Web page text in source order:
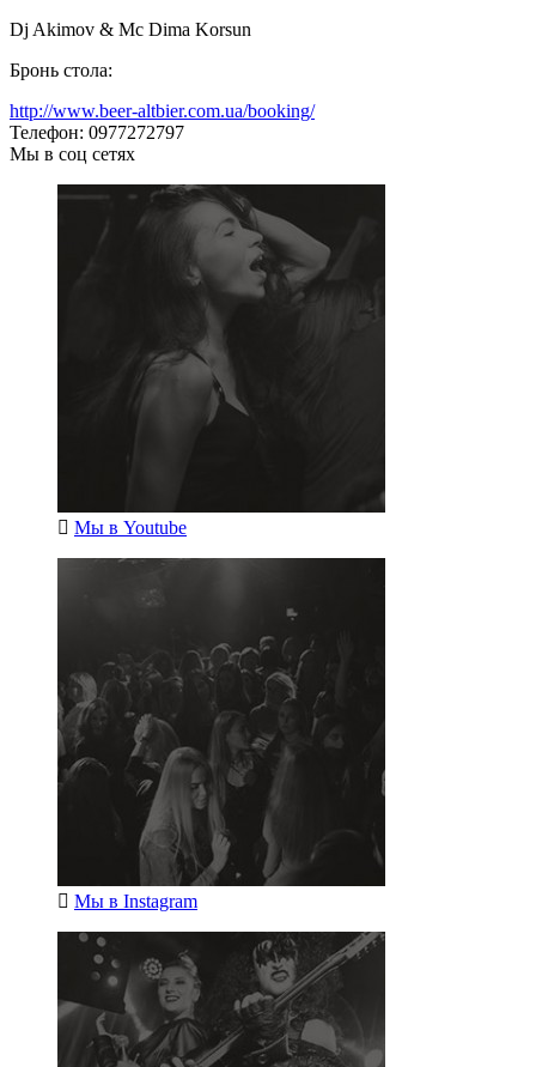
Dj Akimov & Mc Dima Korsun
Бронь стола:
http://www.beer-altbier.com.ua/booking/
Телефон: 0977272797
Мы в соц сетях
Мы в Youtube
Мы в Instagram